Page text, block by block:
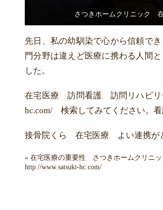
さつきホームクリニック
先日、私の幼馴染で心から信頼で
門分野は違えど医療に携わる人間
した。
在宅医療 訪問看護 訪問リハビリ
hc.com/ 検索してみてください
接骨院くら 在宅医療 よい連携が
« 在宅医療の重要性 さつきホームクリニ
http://www.satsuki-hc.com/